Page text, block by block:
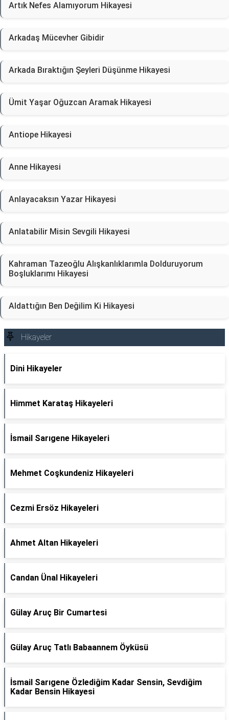
Artık Nefes Alamıyorum Hikayesi
Arkadaş Mücevher Gibidir
Arkada Bıraktığın Şeyleri Düşünme Hikayesi
Ümit Yaşar Oğuzcan Aramak Hikayesi
Antiope Hikayesi
Anne Hikayesi
Anlayacaksın Yazar Hikayesi
Anlatabilir Misin Sevgili Hikayesi
Kahraman Tazeoğlu Alışkanlıklarımla Dolduruyorum
Boşluklarımı Hikayesi
Aldattığın Ben Değilim Ki Hikayesi
Hikayeler
Dini Hikayeler
Himmet Karataş Hikayeleri
İsmail Sarıgene Hikayeleri
Mehmet Coşkundeniz Hikayeleri
Cezmi Ersöz Hikayeleri
Ahmet Altan Hikayeleri
Candan Ünal Hikayeleri
Gülay Aruç Bir Cumartesi
Gülay Aruç Tatlı Babaannem Öyküsü
İsmail Sarıgene Özlediğim Kadar Sensin, Sevdiğim
Kadar Bensin Hikayesi